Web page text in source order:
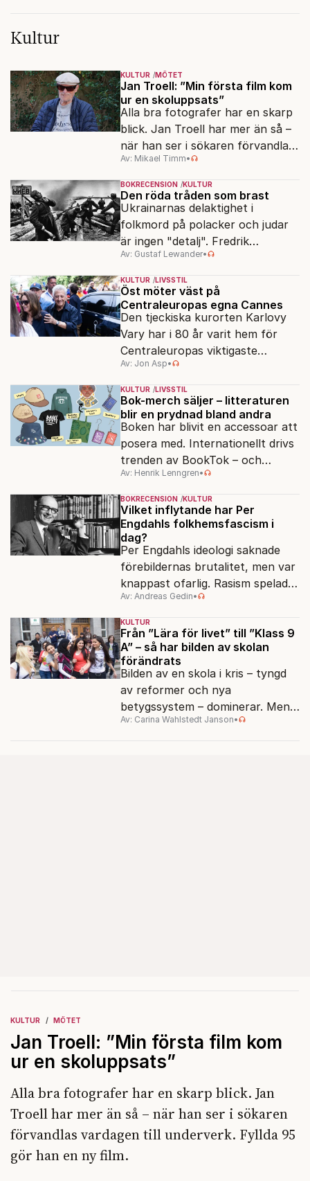
Kultur
KULTUR MÖTET
Jan Troell: ”Min första film kom
ur en skoluppsats”
Alla bra fotografer har en skarp
blick. Jan Troell har mer än så –
när han ser i sökaren förvandlas
vardagen till underverk. Fyllda 95
gör han en ny film.
Av: Mikael Timm•
BOKRECENSION KULTUR
Den röda tråden som brast
Ukrainarnas delaktighet i
folkmord på polacker och judar
är ingen "detalj". Fredrik
Segerfeldts iver att skildra den
ryska imperialismen leder till en
förenklad bild av historien.
Av: Gustaf Lewander•
KULTUR LIVSSTIL
Öst möter väst på
Centraleuropas egna Cannes
Den tjeckiska kurorten Karlovy
Vary har i 80 år varit hem för
Centraleuropas viktigaste
filmfestival – en plats där
Hollywoodglans möter
egensinnighet.
Av: Jon Asp•
KULTUR LIVSSTIL
Bok-merch säljer – litteraturen
blir en prydnad bland andra
Boken har blivit en accessoar att
posera med. Internationellt drivs
trenden av BookTok – och
förlagen följer efter.
Av: Henrik Lenngren•
BOKRECENSION KULTUR
Vilket inflytande har Per
Engdahls folkhemsfascism i
dag?
Per Engdahls ideologi saknade
förebildernas brutalitet, men var
knappast ofarlig. Rasism spelades
ned i förmån för "kultur". Känns
det igen?
Av: Andreas Gedin•
KULTUR
Från ”Lära för livet” till ”Klass 9
A” – så har bilden av skolan
förändrats
Bilden av en skola i kris – tyngd
av reformer och nya
betygssystem – dominerar. Men
vem äger berättelsen om skolan?
Av: Carina Wahlstedt Janson•
KULTUR MÖTET
Jan Troell: ”Min första film kom
ur en skoluppsats”
Alla bra fotografer har en skarp blick. Jan
Troell har mer än så – när han ser i sökaren
förvandlas vardagen till underverk. Fyllda 95
gör han en ny film.